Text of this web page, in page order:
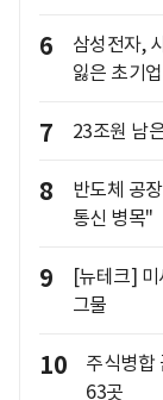
6
삼성전자,
잃은 초기
7 23조원 남
8
반도체 공
통신 병목"
9
[뉴테크]
그물
10
주식병합
63곳